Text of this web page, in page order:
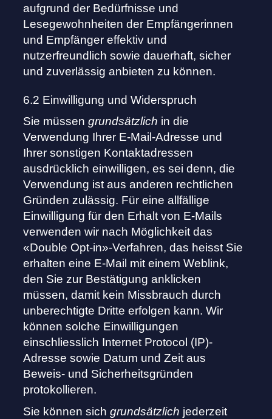
aufgrund der Bedürfnisse und
Lesegewohnheiten der Empfängerinnen
und Empfänger effektiv und
nutzerfreundlich sowie dauerhaft, sicher
und zuverlässig anbieten zu können.
6.2 Einwilligung und Widerspruch
Sie müssen grundsätzlich in die
Verwendung Ihrer E-Mail-Adresse und
Ihrer sonstigen Kontaktadressen
ausdrücklich einwilligen, es sei denn, die
Verwendung ist aus anderen rechtlichen
Gründen zulässig. Für eine allfällige
Einwilligung für den Erhalt von E-Mails
verwenden wir nach Möglichkeit das
«Double Opt-in»-Verfahren, das heisst Sie
erhalten eine E-Mail mit einem Weblink,
den Sie zur Bestätigung anklicken
müssen, damit kein Missbrauch durch
unberechtigte Dritte erfolgen kann. Wir
können solche Einwilligungen
einschliesslich Internet Protocol (IP)-
Adresse sowie Datum und Zeit aus
Beweis- und Sicherheitsgründen
protokollieren.
Sie können sich grundsätzlich jederzeit